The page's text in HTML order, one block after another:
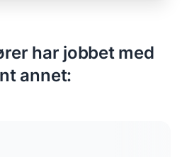
har jobbet med
annet: